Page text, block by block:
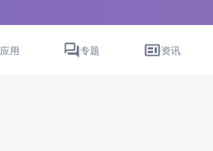
应用 专题 资讯